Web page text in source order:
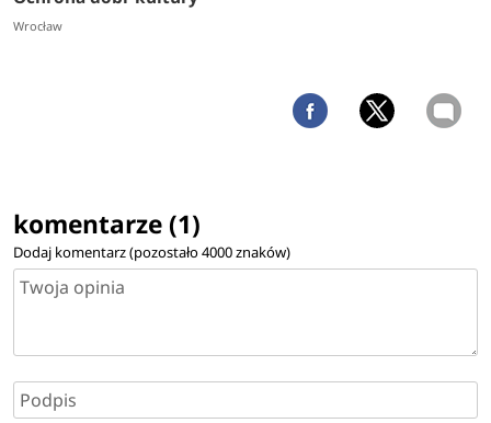
Wrocław
komentarze (1)
Dodaj komentarz (pozostało4000znaków)